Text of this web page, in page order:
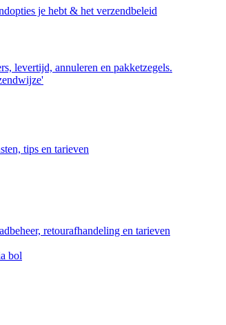
je hebt & het verzendbeleid
levertijd, annuleren en pakketzegels.
tips en tarieven
retourafhandeling en tarieven
bol